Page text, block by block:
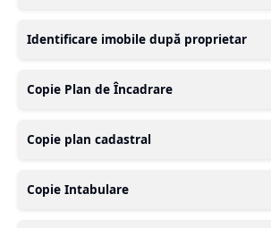
Identificare imobile după proprietar
Copie Plan de Încadrare
Copie plan cadastral
Copie Intabulare